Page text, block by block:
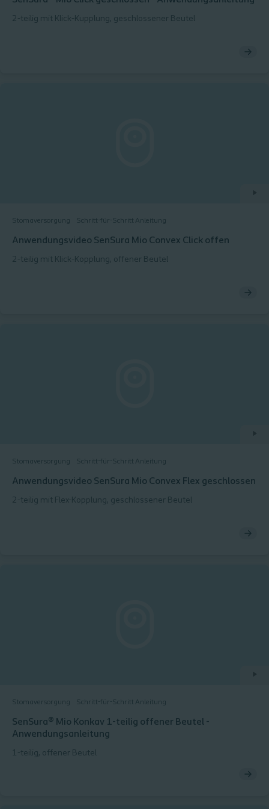
2-teilig mit Klick-Kupplung, geschlossener Beutel
Stomaversorgung Schritt-für-Schritt Anleitung
Anwendungsvideo SenSura Mio Convex Click offen
2-teilig mit Klick-Kopplung, offener Beutel
Stomaversorgung Schritt-für-Schritt Anleitung
Anwendungsvideo SenSura Mio Convex Flex geschlossen
2-teilig mit Flex-Kopplung, geschlossener Beutel
Stomaversorgung Schritt-für-Schritt Anleitung
SenSura® Mio Konkav 1-teilig offener Beutel -
Anwendungsanleitung
1-teilig, offener Beutel